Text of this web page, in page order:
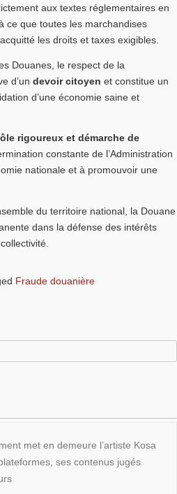
aux textes réglementaires en
ce que toutes les marchandises
les droits et taxes exigibles.
Douanes, le respect de la
d’un devoir citoyen et constitue un
d’une économie saine et
rigoureux et démarche de
constante de l’Administration
nationale et à promouvoir une
du territoire national, la Douane
dans la défense des intérêts
Fraude douanière
met en demeure l’artiste Kosa
ses contenus jugés